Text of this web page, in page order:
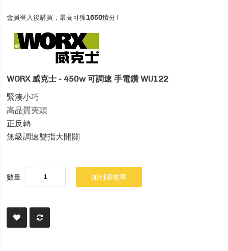
會員登入後購買，最高可獲1650積分 !
WORX 威克士 - 450w 可調速 手電鑽 WU122
緊湊小巧
高品質夾頭
正反轉
無級調速雙指大開關
數量 加到購物車